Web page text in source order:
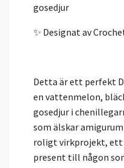
gosedjur
✨ Designat av
Detta är ett perfekt
en vattenmelon,
gosedjur i
som älskar
roligt virkprojekt, ett
present till någon